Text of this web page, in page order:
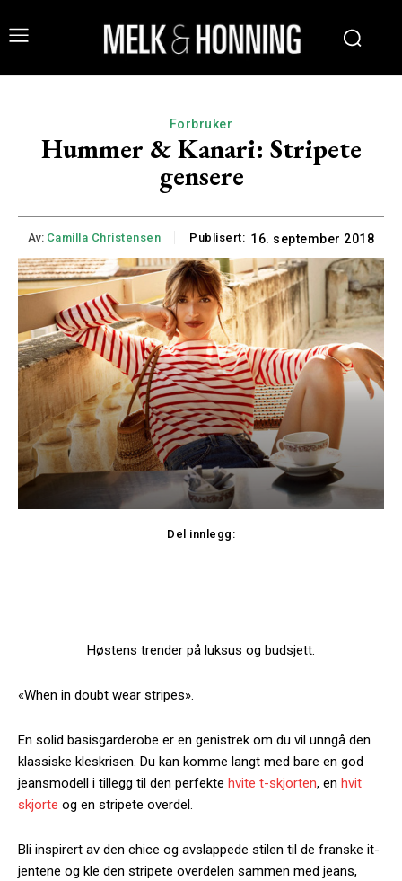
Forbruker
Hummer & Kanari: Stripete
gensere
Av: Camilla Christensen Publisert: 16. september 2018
Del innlegg:
Høstens trender på luksus og budsjett.
«When in doubt wear stripes».
En solid basisgarderobe er en genistrek om du vil unngå den
klassiske kleskrisen. Du kan komme langt med bare en god
jeansmodell i tillegg til den perfekte hvite t-skjorten, en hvit
skjorte og en stripete overdel.
Bli inspirert av den chice og avslappede stilen til de franske it-
jentene og kle den stripete overdelen sammen med jeans,